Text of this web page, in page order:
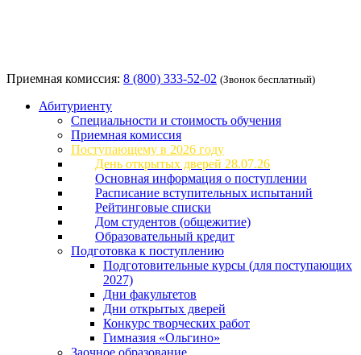
Приемная комиссия: 8 (800) 333-52-02 (Звонок бесплатный)
Абитуриенту
Специальности и стоимость обучения
Приемная комиссия
Поступающему в 2026 году
День открытых дверей 28.07.26
Основная информация о поступлении
Расписание вступительных испытаний
Рейтинговые списки
Дом студентов (общежитие)
Образовательный кредит
Подготовка к поступлению
Подготовительные курсы (для поступающих
2027)
Дни факультетов
Дни открытых дверей
Конкурс творческих работ
Гимназия «Ольгино»
Заочное образование